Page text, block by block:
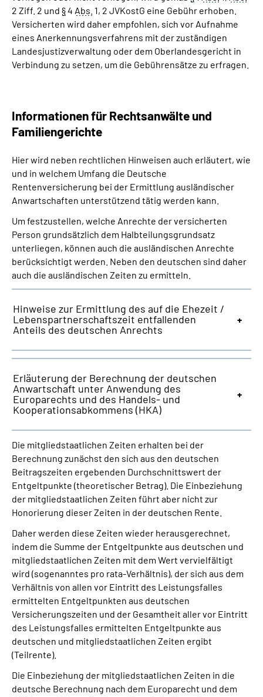
2 Ziff. 2 und §4 Abs. 1, 2 JVKostG eine Gebühr erhoben.
Versicherten wird daher empfohlen, sich vor Aufnahme
eines Anerkennungsverfahrens mit der zuständigen
Landesjustizverwaltung oder dem Oberlandesgericht in
Verbindung zu setzen, um die Gebührensätze zu erfragen.
Informationen für Rechtsanwälte und
Familiengerichte
Hier wird neben rechtlichen Hinweisen auch erläutert, wie
und in welchem Umfang die Deutsche
Rentenversicherung bei der Ermittlung ausländischer
Anwartschaften unterstützend tätig werden kann.
Um festzustellen, welche Anrechte der versicherten
Person grundsätzlich dem Halbteilungsgrundsatz
unterliegen, können auch die ausländischen Anrechte
berücksichtigt werden. Neben den deutschen sind daher
auch die ausländischen Zeiten zu ermitteln.
Hinweise zur Ermittlung des auf die Ehezeit /
Lebenspartnerschaftszeit entfallenden
Anteils des deutschen Anrechts
Erläuterung der Berechnung der deutschen
Anwartschaft unter Anwendung des
Europarechts und des Handels- und
Kooperationsabkommens (HKA)
Die mitgliedstaatlichen Zeiten erhalten bei der
Berechnung zunächst den sich aus den deutschen
Beitragszeiten ergebenden Durchschnittswert der
Entgeltpunkte (theoretischer Betrag). Die Einbeziehung
der mitgliedstaatlichen Zeiten führt aber nicht zur
Honorierung dieser Zeiten in der deutschen Rente.
Daher werden diese Zeiten wieder herausgerechnet,
indem die Summe der Entgeltpunkte aus deutschen und
mitgliedstaatlichen Zeiten mit dem Wert vervielfältigt
wird (sogenanntes pro rata-Verhältnis), der sich aus dem
Verhältnis von allen vor Eintritt des Leistungsfalles
ermittelten Entgeltpunkten aus deutschen
Versicherungszeiten und der Gesamtheit aller vor Eintritt
des Leistungsfalles ermittelten Entgeltpunkte aus
deutschen und mitgliedstaatlichen Zeiten ergibt
(Teilrente).
Die Einbeziehung der mitgliedstaatlichen Zeiten in die
deutsche Berechnung nach dem Europarecht und dem